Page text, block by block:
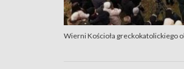
Wierni Kościoła greckokatolickiego